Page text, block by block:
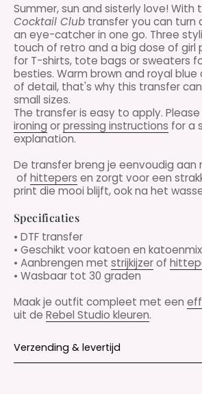
Summer, sun and sisterly love! With
Cocktail Club transfer you can turn
an eye-catcher in one go. Three
touch of retro and a big dose of girl
for T-shirts, tote bags or sweaters
besties. Warm brown and royal blue
of detail, that's why this transfer
small sizes.
The transfer is easy to apply.
ironing orpressing instructions for a
explanation.
De transfer breng je eenvoudig aan
of hittepers en zorgt voor een
print die mooi blijft, ook na het
Specificaties
• DTF transfer
• Geschikt voor katoen en katoenmix
• Aanbrengen met strijkijzerof
• Wasbaar tot 30 graden
Maak je outfit compleet met een
uit de Rebel Studio kleuren.
Verzending & levertijd